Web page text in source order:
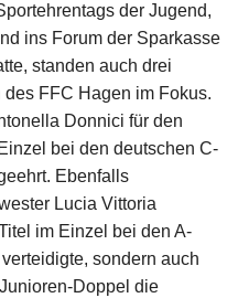
der Jugend,
ins Forum der Sparkasse
standen auch drei
FFC Hagen im Fokus.
Donnici für den
bei den deutschen C-
Ebenfalls
Lucia Vittoria
im Einzel bei den A-
sondern auch
Doppel die